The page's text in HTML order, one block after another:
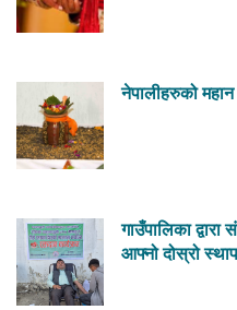
नेपालीहरुको
गाउँपालिका
आफ्नो दोस्रो